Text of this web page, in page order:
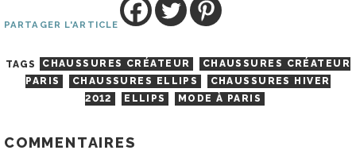
PARTAGER L'ARTICLE
TAGS CHAUSSURES CRÉATEUR
CHAUSSURES CRÉATEUR
PARIS
CHAUSSURES ELLIPS
CHAUSSURES HIVER
2012
ELLIPS MODE À PARIS
COMMENTAIRES